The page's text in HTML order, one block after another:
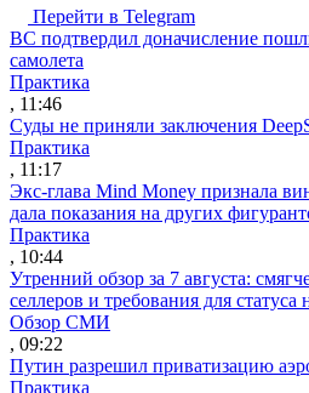
Перейти в Telegram
ВС подтвердил доначисление
самолета
Практика
, 11:46
Суды не приняли заключения
Практика
, 11:17
Экс-глава Mind Money признала
дала показания на других
Практика
, 10:44
Утренний обзор за 7 августа:
селлеров и требования для
Обзор СМИ
, 09:22
Путин разрешил приватизацию
Практика